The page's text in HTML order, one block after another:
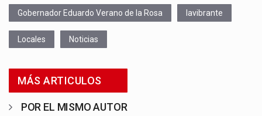
Gobernador Eduardo Verano de la Rosa lavibrante
Locales Noticias
MÁS ARTICULOS
POR EL MISMO AUTOR